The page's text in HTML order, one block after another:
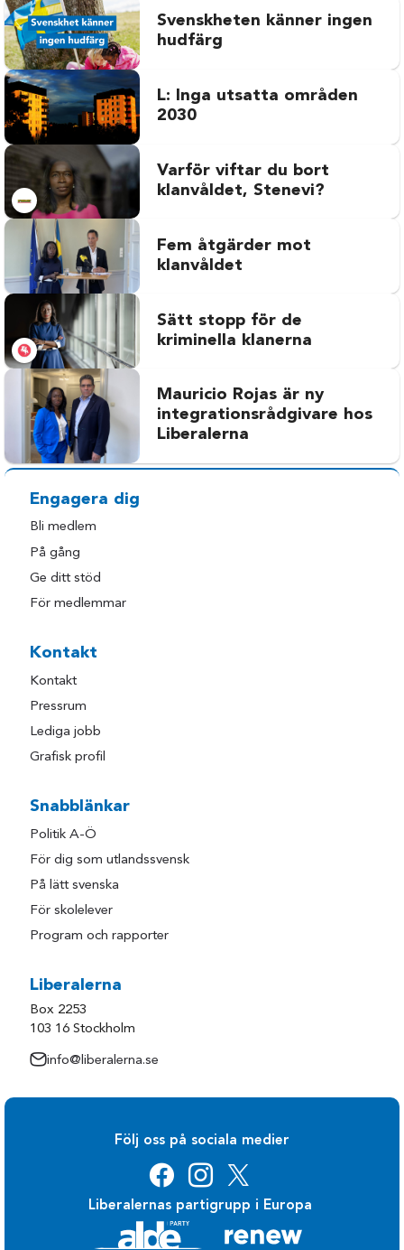
Svenskheten känner ingen
hudfärg
L: Inga utsatta områden
2030
Varför viftar du bort
klanvåldet, Stenevi?
Fem åtgärder mot
klanvåldet
Sätt stopp för de
kriminella klanerna
Mauricio Rojas är ny
integrationsrådgivare hos
Liberalerna
Engagera dig
Bli medlem
På gång
Ge ditt stöd
För medlemmar
Kontakt
Kontakt
Pressrum
Lediga jobb
Grafisk profil
Snabblänkar
Politik A-Ö
För dig som utlandssvensk
På lätt svenska
För skolelever
Program och rapporter
Liberalerna
Box 2253
103 16 Stockholm
info@liberalerna.se
Följ oss på sociala medier
Liberalernas partigrupp i Europa